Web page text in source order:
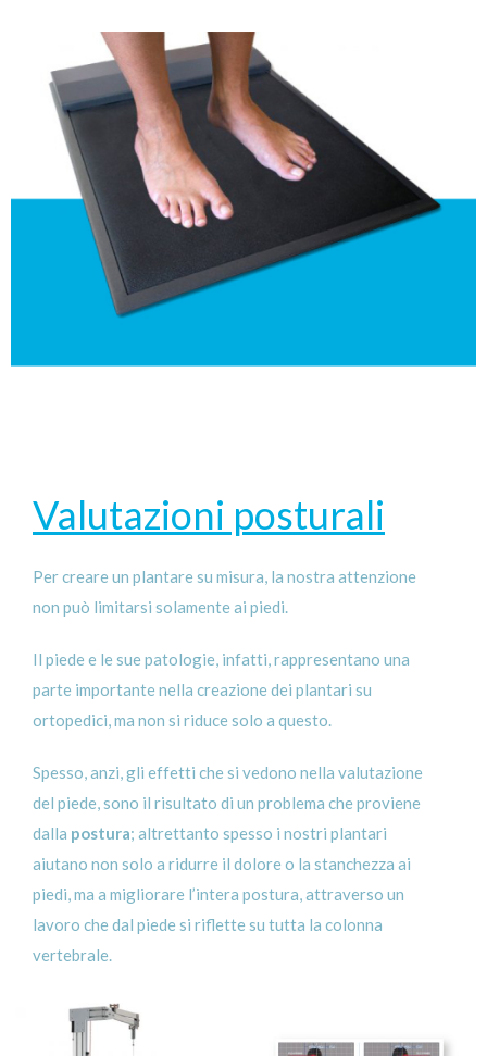
Valutazioni posturali
Per creare un plantare su misura, la nostra attenzione
non può limitarsi solamente ai piedi.
Il piede e le sue patologie, infatti, rappresentano una
parte importante nella creazione dei plantari su
ortopedici, ma non si riduce solo a questo.
Spesso, anzi, gli effetti che si vedono nella valutazione
del piede, sono il risultato di un problema che proviene
dalla postura; altrettanto spesso i nostri plantari
aiutano non solo a ridurre il dolore o la stanchezza ai
piedi, ma a migliorare l’intera postura, attraverso un
lavoro che dal piede si riflette su tutta la colonna
vertebrale.